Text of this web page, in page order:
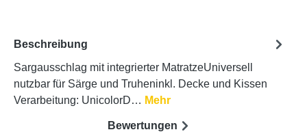
Beschreibung
Sargausschlag mit integrierter MatratzeUniversell
nutzbar für Särge und Truheninkl. Decke und Kissen
Verarbeitung: UnicolorD… Mehr
Bewertungen